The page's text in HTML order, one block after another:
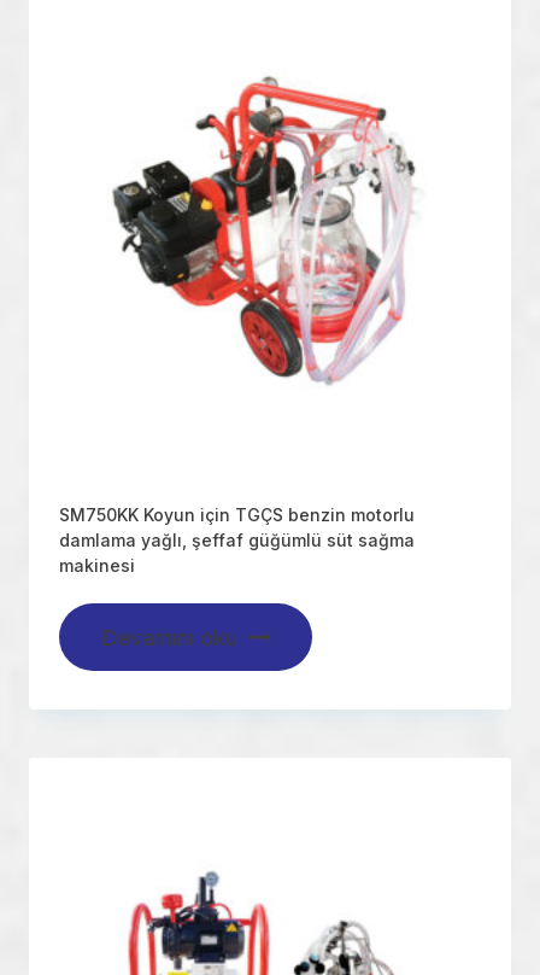
SM750KK Koyun için TGÇS benzin motorlu
damlama yağlı, şeffaf güğümlü süt sağma
makinesi
Devamını oku